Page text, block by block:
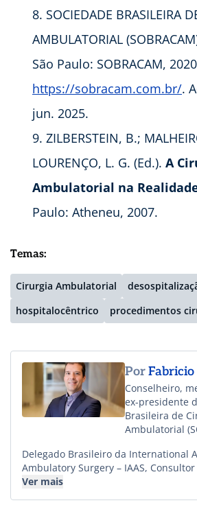
SOCIEDADE BRASILEIRA
AMBULATORIAL
São Paulo: SOBRACAM,
https://sobracam.com.br/.
jun. 2025.
ZILBERSTEIN, B.;
LOURENÇO, L. G. (Ed.). A
Ambulatorial na
Paulo: Atheneu, 2007.
Temas:
Cirurgia Ambulatorial
hospitalocêntrico
procedimentos
Por
Conselheiro,
ex-presidente
Brasileira de
Ambulatorial
Delegado Brasileiro da International
Ambulatory Surgery – IAAS,
Gestão em Saúde, empresário,
Ver mais